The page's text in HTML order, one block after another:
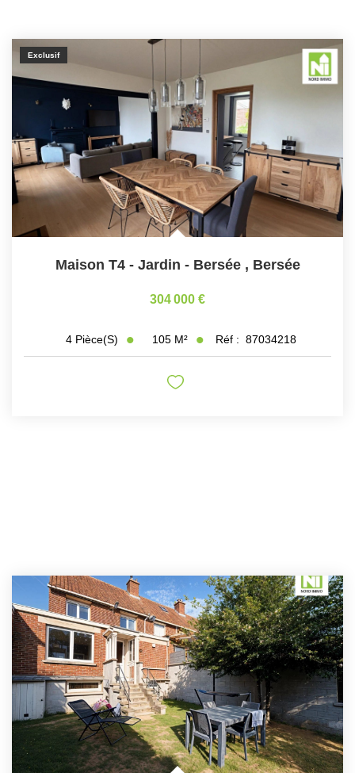
Exclusif
Maison T4 - Jardin - Bersée , Bersée
304 000 €
4 Pièce(s) 105 M² Réf : 87034218